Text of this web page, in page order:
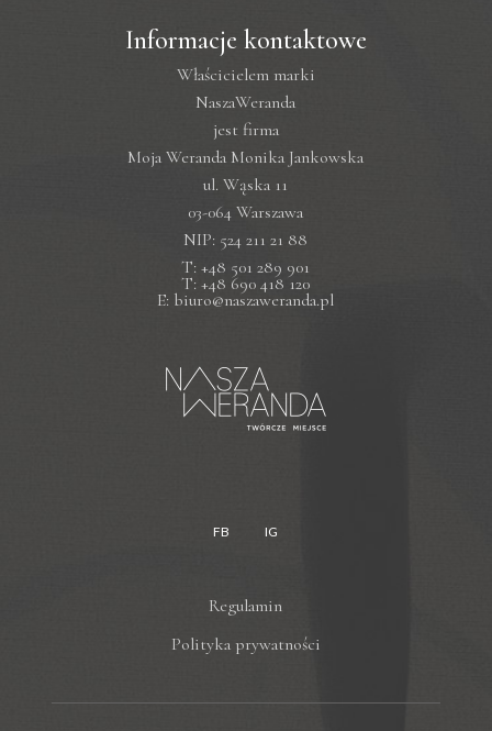
Informacje kontaktowe
Właścicielem marki
NaszaWeranda
jest firma
Moja Weranda Monika Jankowska
ul. Wąska 11
03-064 Warszawa
NIP: 524 211 21 88
T: +48 501 289 901
T: +48 690 418 120
E: biuro@naszaweranda.pl
FB IG
Regulamin
Polityka prywatności